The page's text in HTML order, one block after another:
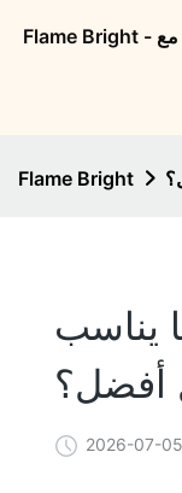
Flame Bright
جراب مقاس 14 بوصة: أيهما يناسب
أفضل؟
2026-07-05